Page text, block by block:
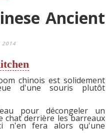
Ancient
2014
chinois est solidement
d'une souris plutôt
pour décongeler un
chat derrière les barreaux
n'en fera alors qu'une